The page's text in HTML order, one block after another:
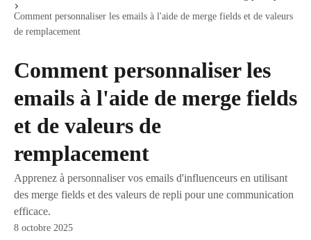
Comment personnaliser les emails à l'aide de merge fields et de valeurs
de remplacement
Comment personnaliser les
emails à l'aide de merge fields
et de valeurs de
remplacement
Apprenez à personnaliser vos emails d'influenceurs en utilisant
des merge fields et des valeurs de repli pour une communication
efficace.
8 octobre 2025